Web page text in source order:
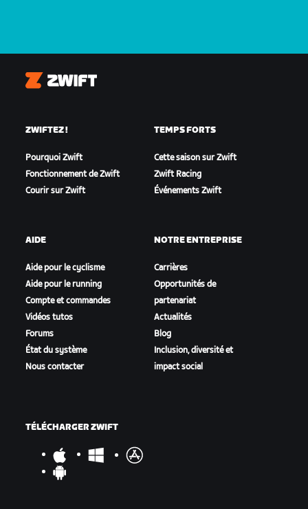
Zwift
ZWIFTEZ !
Pourquoi Zwift
Fonctionnement de Zwift
Courir sur Zwift
TEMPS FORTS
Cette saison sur Zwift
Zwift Racing
Événements Zwift
AIDE
Aide pour le cyclisme
Aide pour le running
Compte et commandes
Vidéos tutos
Forums
État du système
Nous contacter
NOTRE ENTREPRISE
Carrières
Opportunités de
partenariat
Actualités
Blog
Inclusion, diversité et
impact social
TÉLÉCHARGER ZWIFT